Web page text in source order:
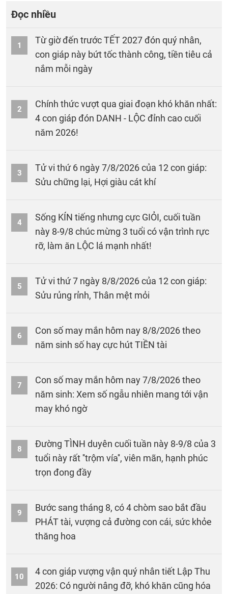
Đọc nhiều
1
Từ giờ đến trước TẾT 2027 đón quý nhân,
con giáp này bứt tốc thành công, tiền tiêu cả
nắm mỗi ngày
2
Chính thức vượt qua giai đoạn khó khăn nhất:
4 con giáp đón DANH - LỘC đỉnh cao cuối
năm 2026!
3
Tử vi thứ 6 ngày 7/8/2026 của 12 con giáp:
Sửu chững lại, Hợi giàu cát khí
4
Sống KÍN tiếng nhưng cực GIỎI, cuối tuần
này 8-9/8 chúc mừng 3 tuổi có vận trình rực
rỡ, làm ăn LỘC lá mạnh nhất!
5
Tử vi thứ 7 ngày 8/8/2026 của 12 con giáp:
Sửu rủng rỉnh, Thân mệt mỏi
6
Con số may mắn hôm nay 8/8/2026 theo
năm sinh số hay cực hút TIỀN tài
7
Con số may mắn hôm nay 7/8/2026 theo
năm sinh: Xem số ngẫu nhiên mang tới vận
may khó ngờ
8
Đường TÌNH duyên cuối tuần này 8-9/8 của 3
tuổi này rất ''trộm vía'', viên mãn, hạnh phúc
trọn đong đầy
9
Bước sang tháng 8, có 4 chòm sao bắt đầu
PHÁT tài, vượng cả đường con cái, sức khỏe
thăng hoa
10
4 con giáp vượng vận quý nhân tiết Lập Thu
2026: Có người nâng đỡ, khó khăn cũng hóa